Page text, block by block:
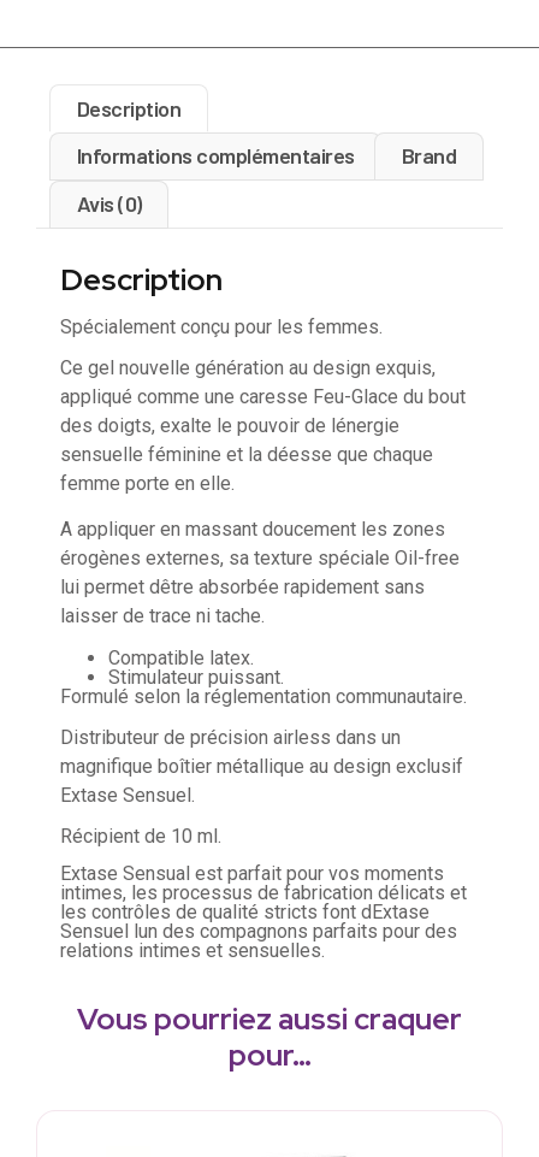
Description
Informations complémentaires
Brand
Avis (0)
Description
Spécialement conçu pour les femmes.
Ce gel nouvelle génération au design exquis,
appliqué comme une caresse Feu-Glace du bout
des doigts, exalte le pouvoir de lénergie
sensuelle féminine et la déesse que chaque
femme porte en elle.
A appliquer en massant doucement les zones
érogènes externes, sa texture spéciale Oil-free
lui permet dêtre absorbée rapidement sans
laisser de trace ni tache.
Compatible latex.
Stimulateur puissant.
Formulé selon la réglementation communautaire.
Distributeur de précision airless dans un
magnifique boîtier métallique au design exclusif
Extase Sensuel.
Récipient de 10 ml.
Extase Sensual est parfait pour vos moments
intimes, les processus de fabrication délicats et
les contrôles de qualité stricts font dExtase
Sensuel lun des compagnons parfaits pour des
relations intimes et sensuelles.
Vous pourriez aussi craquer
pour…